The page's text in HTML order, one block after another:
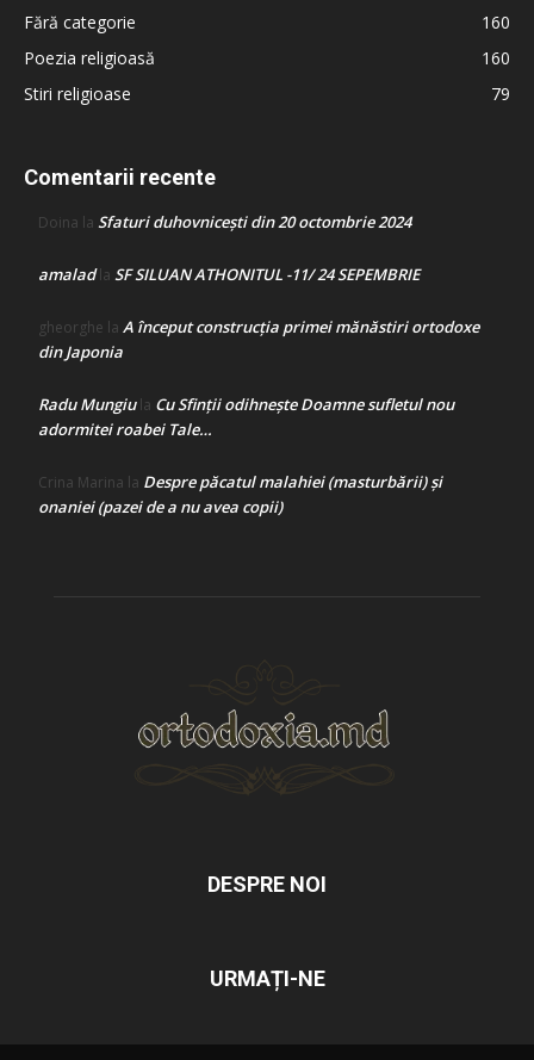
Fără categorie
160
Poezia religioasă
160
Stiri religioase
79
Comentarii recente
Doina la Sfaturi duhovnicești din 20 octombrie 2024
amaladla SF SILUAN ATHONITUL -11/ 24 SEPEMBRIE
gheorghe la A început construcţia primei mănăstiri ortodoxe
din Japonia
Radu Mungiula Cu Sfinții odihnește Doamne sufletul nou
adormitei roabei Tale…
Crina Marina la Despre păcatul malahiei (masturbării) şi
onaniei (pazei de a nu avea copii)
DESPRE NOI
URMAȚI-NE